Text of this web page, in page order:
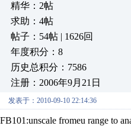
精华：2帖
求助：4帖
帖子：54帖 | 1626回
年度积分：8
历史总积分：7586
注册：2006年9月21日
发表于：2010-09-10 22:14:36
FB101:unscale fromeu range to